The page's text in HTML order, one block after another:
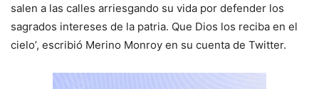
salen a las calles arriesgando su vida por defender los
sagrados intereses de la patria. Que Dios los reciba en el
cielo’, escribió Merino Monroy en su cuenta de Twitter.